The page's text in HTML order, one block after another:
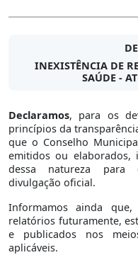
INEXISTÊNCIA DE
SAÚDE -
Declaramos, para os
princípios da
que o Conselho
emitidos ou elaborados,
dessa natureza para
divulgação oficial.
Informamos ainda
relatórios futuramente,
e publicados nos
aplicáveis.